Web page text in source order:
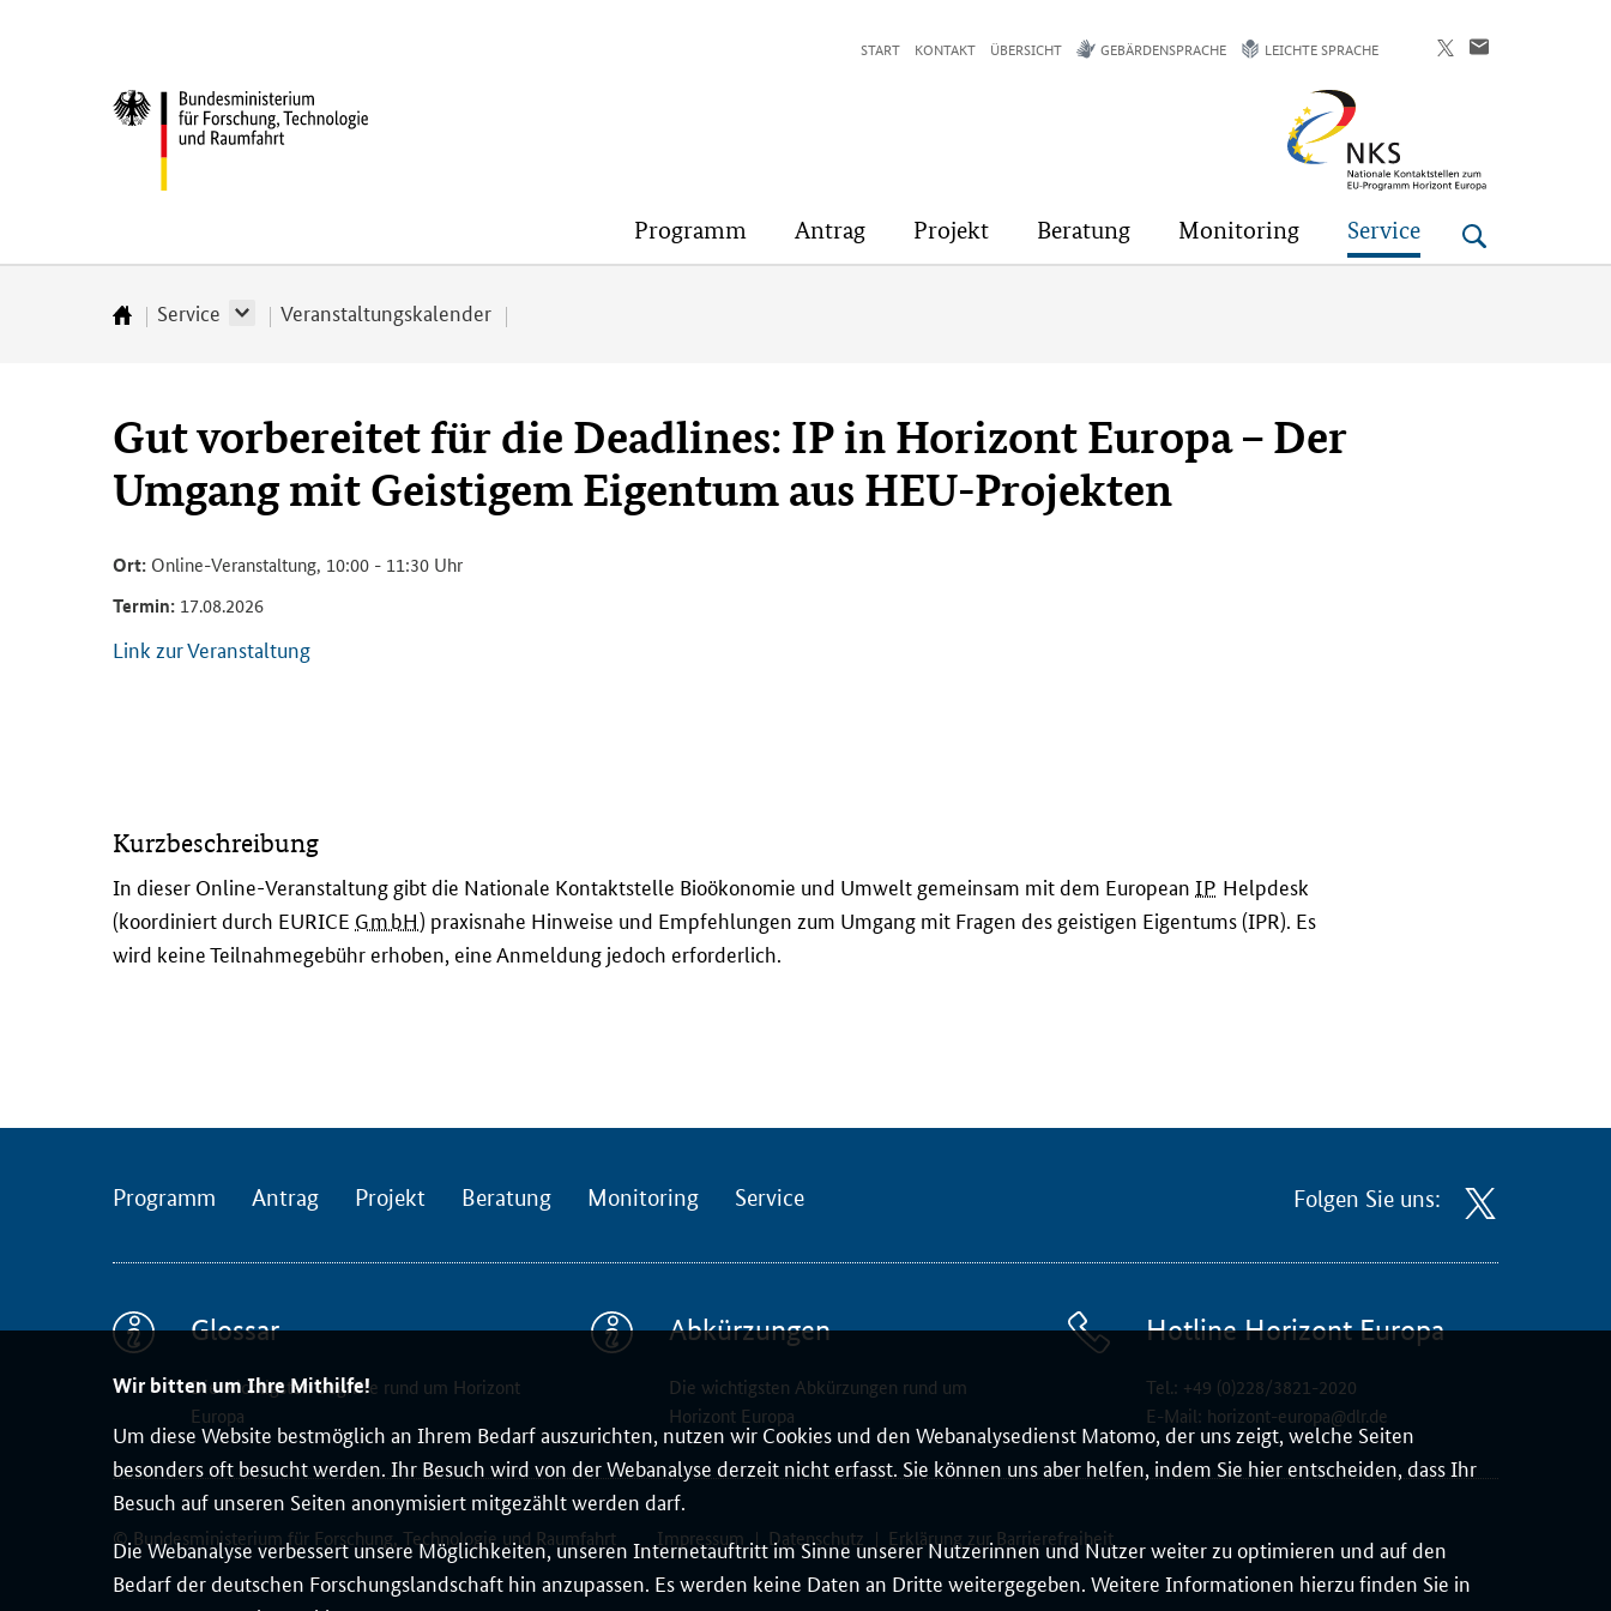
Wir bitten um Ihre Mithilfe!
Um diese Website bestmöglich an Ihrem Bedarf auszurichten, nutzen wir Cookies und den Webanalysedienst Matomo, der uns zeigt, welche Seiten
besonders oft besucht werden. Ihr Besuch wird von der Webanalyse derzeit nicht erfasst. Sie können uns aber helfen, indem Sie hier entscheiden, dass Ihr
Besuch auf unseren Seiten anonymisiert mitgezählt werden darf.
Die Webanalyse verbessert unsere Möglichkeiten, unseren Internetauftritt im Sinne unserer Nutzerinnen und Nutzer weiter zu optimieren und auf den
Bedarf der deutschen Forschungslandschaft hin anzupassen. Es werden keine Daten an Dritte weitergegeben. Weitere Informationen hierzu finden Sie in
(Eingabetaste)
(Eingabetaste)
(Eingabetaste)
START KONTAKT ÜBERSICHT GEBÄRDENSPRACHE LEICHTE SPRACHE
Bundesministerium
und
Raumfahrt
Horizont
Europa
Programm Antrag Projekt Beratung Monitoring Service
Startseite
Service Veranstaltungskalender
Gut vorbereitet für die Deadlines: IP in Horizont Europa – Der
Umgang mit Geistigem Eigentum aus HEU-Projekten
Ort: Online-Veranstaltung, 10:00 - 11:30 Uhr
Termin: 17.08.2026
Link zur Veranstaltung
n
d
i
e
l
n
-
e
r
a
s
t
a
l
t
Kurzbeschreibung
In dieser Online-Veranstaltung gibt die Nationale Kontaktstelle Bioökonomie und Umwelt gemeinsam mit dem European IP Helpdesk
(koordiniert durch EURICE GmbH) praxisnahe Hinweise und Empfehlungen zum Umgang mit Fragen des geistigen Eigentums (IPR). Es
wird keine Teilnahmegebühr erhoben, eine Anmeldung jedoch erforderlich.
Programm Antrag Projekt Beratung Monitoring Service Folgen Sie uns:
Glossar
Die wichtigsten Begriffe rund um Horizont
Europa
Abkürzungen
Die wichtigsten Abkürzungen rund um
Horizont Europa
Hotline Horizont Europa
Tel.: +49 (0)228/3821-2020
E-Mail: horizont-europa@dlr.de
© Bundesministerium für Forschung, Technologie und Raumfahrt Impressum Datenschutz Erklärung zur Barrierefreiheit